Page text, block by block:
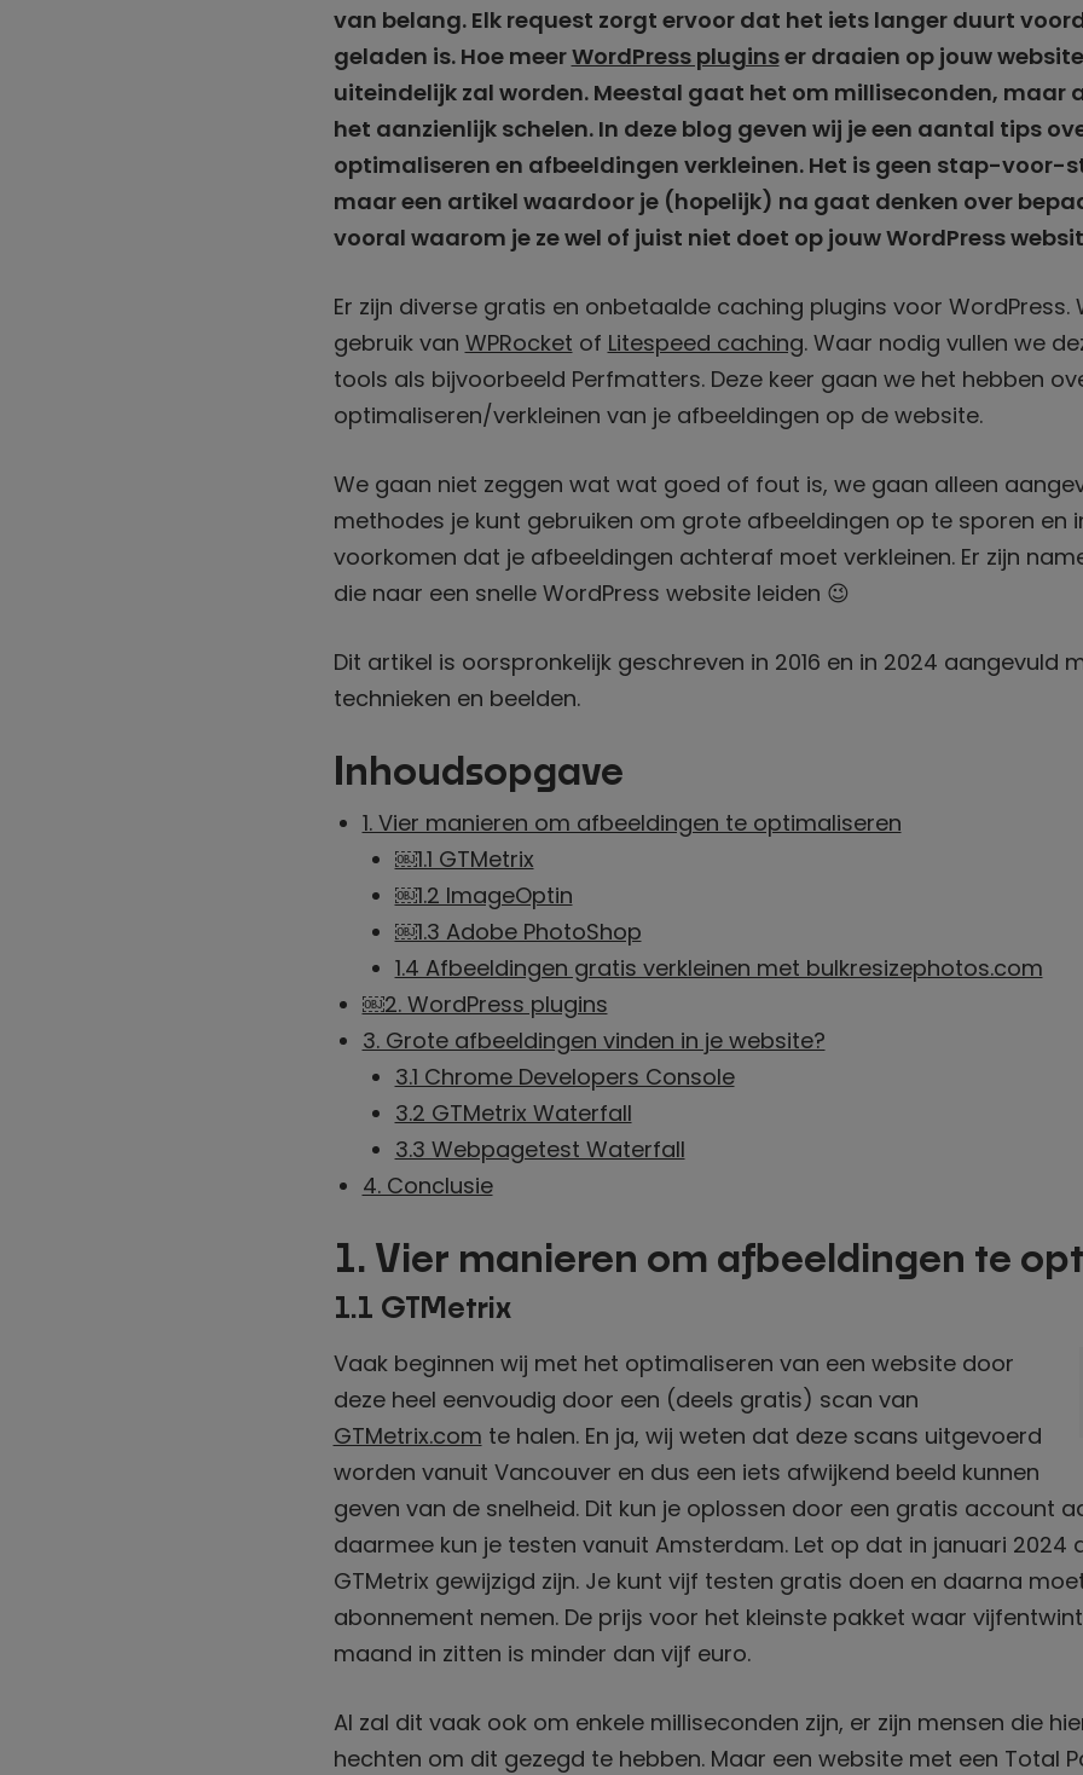
van belang. Elk request zorgt ervoor dat het iets langer duurt
geladen is. Hoe meerWordPress pluginser draaien op jouw
uiteindelijk zal worden. Meestal gaat het om milliseconden, maar
het aanzienlijk schelen. In deze blog geven wij je een aantal tips
optimaliseren en afbeeldingen verkleinen. Het is geen stap-voor-
maar een artikel waardoor je (hopelijk) na gaat denken over
vooral waarom je ze wel of juist niet doet op jouw WordPress
Er zijn diverse gratis en onbetaalde caching plugins voor WordPress.
gebruik van WPRocket of Litespeed caching. Waar nodig vullen we
tools als bijvoorbeeld Perfmatters. Deze keer gaan we het hebben
optimaliseren/verkleinen van je afbeeldingen op de website.
We gaan niet zeggen wat wat goed of fout is, we gaan alleen
methodes je kunt gebruiken om grote afbeeldingen op te sporen en
voorkomen dat je afbeeldingen achteraf moet verkleinen. Er zijn
die naar een snelle WordPress website leiden 😉
Dit artikel is oorspronkelijk geschreven in 2016 en in 2024 aangevuld
technieken en beelden.
Inhoudsopgave
1. Vier manieren om afbeeldingen te optimaliseren
￼1.1 GTMetrix
￼1.2 ImageOptin
￼1.3 Adobe PhotoShop
1.4 Afbeeldingen gratis verkleinen met bulkresizephotos.com
￼2. WordPress plugins
3. Grote afbeeldingen vinden in je website?
3.1 Chrome Developers Console
3.2 GTMetrix Waterfall
3.3 Webpagetest Waterfall
4. Conclusie
1. Vier manieren om afbeeldingen te
1.1 GTMetrix
Vaak beginnen wij met het optimaliseren van een website door
deze heel eenvoudig door een (deels gratis) scan van
GTMetrix.com te halen. En ja, wij weten dat deze scans uitgevoerd
worden vanuit Vancouver en dus een iets afwijkend beeld kunnen
geven van de snelheid. Dit kun je oplossen door een gratis account
daarmee kun je testen vanuit Amsterdam. Let op dat in januari 2024
GTMetrix gewijzigd zijn. Je kunt vijf testen gratis doen en daarna
abonnement nemen. De prijs voor het kleinste pakket waar
maand in zitten is minder dan vijf euro.
Al zal dit vaak ook om enkele milliseconden zijn, er zijn mensen die
hechten om dit gezegd te hebben. Maar een website met een Total